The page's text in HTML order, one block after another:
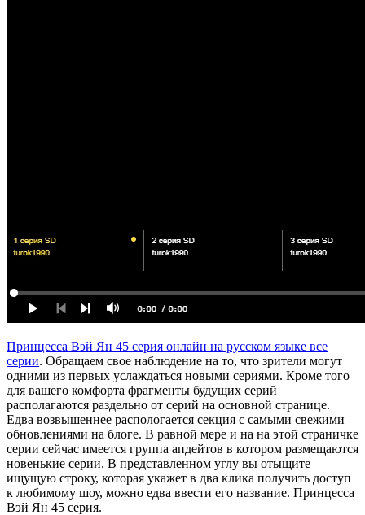
Принцесса Вэй Ян 45 серия онлайн на русском языке все
серии. Обращаем свое наблюдение на то, что зрители могут
одними из первых услаждаться новыми сериями. Кроме того
для вашего комфорта фрагменты будущих серий
располагаются раздельно от серий на основной странице.
Едва возвышеннее распологается секция с самыми свежими
обновлениями на блоге. В равной мере и на на этой страничке
серии сейчас имеется группа апдейтов в котором размещаются
новенькие серии. В представленном углу вы отыщите
ищущую строку, которая укажет в два клика получить доступ
к любимому шоу, можно едва ввести его название. Принцесса
Вэй Ян 45 серия.